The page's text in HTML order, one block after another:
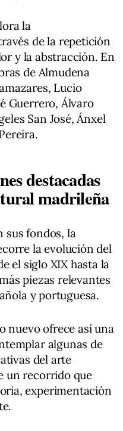
la
de la repetición
y la abstracción. En
de Almudena
Lucio
Guerrero, Álvaro
San José, Ánxel
destacadas
madrileña
sus fondos, la
la evolución del
el siglo XIX hasta la
piezas relevantes
y portuguesa.
nuevo ofrece así una
algunas de
del arte
un recorrido que
experimentación